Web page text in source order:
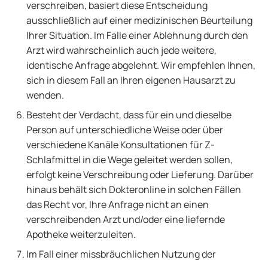
verschreiben, basiert diese Entscheidung
ausschließlich auf einer medizinischen Beurteilung
Ihrer Situation. Im Falle einer Ablehnung durch den
Arzt wird wahrscheinlich auch jede weitere,
identische Anfrage abgelehnt. Wir empfehlen Ihnen,
sich in diesem Fall an Ihren eigenen Hausarzt zu
wenden.
Besteht der Verdacht, dass für ein und dieselbe
Person auf unterschiedliche Weise oder über
verschiedene Kanäle Konsultationen für Z-
Schlafmittel in die Wege geleitet werden sollen,
erfolgt keine Verschreibung oder Lieferung. Darüber
hinaus behält sich Dokteronline in solchen Fällen
das Recht vor, Ihre Anfrage nicht an einen
verschreibenden Arzt und/oder eine liefernde
Apotheke weiterzuleiten.
Im Fall einer missbräuchlichen Nutzung der